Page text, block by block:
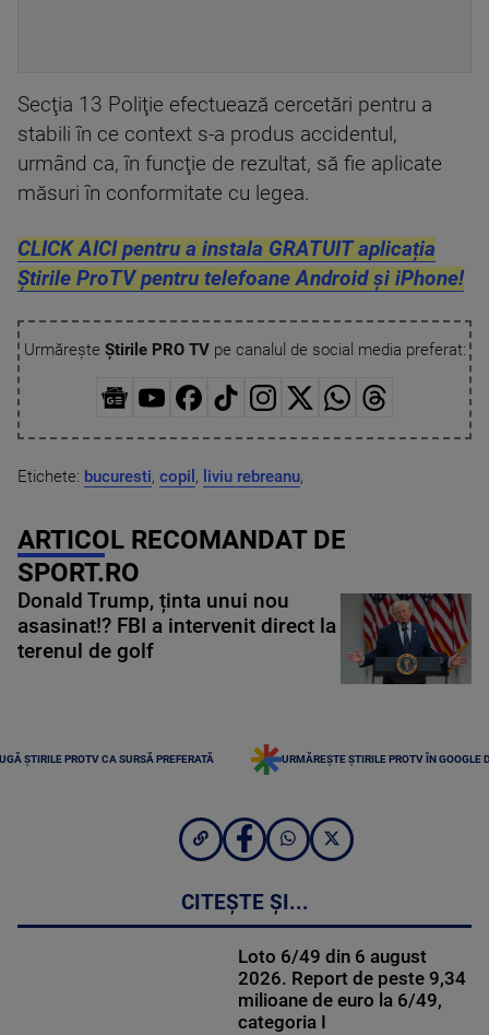
Secţia 13 Poliţie efectuează cercetări pentru a
stabili în ce context s-a produs accidentul,
urmând ca, în funcţie de rezultat, să fie aplicate
măsuri în conformitate cu legea.
CLICK AICI pentru a instala GRATUIT aplicația
Știrile ProTV pentru telefoane Android și iPhone!
Urmărește Știrile PRO TVpe canalul de social media preferat:
Etichete: bucuresti, copil , liviu rebreanu,
ARTICOL RECOMANDAT DE
SPORT.RO
Donald Trump, ținta unui nou
asasinat!? FBI a intervenit direct la
terenul de golf
ȘTIRILE PROTV CA SURSĂ PREFERATĂ URMĂREȘTE ȘTIRILE PROTV ÎN GOOGLE
CITEȘTE ȘI...
Loto 6/49 din 6 august
2026. Report de peste 9,34
milioane de euro la 6/49,
categoria I